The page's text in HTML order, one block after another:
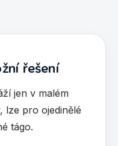
řešení
jen v malém
lze pro ojedinělé
tágo.